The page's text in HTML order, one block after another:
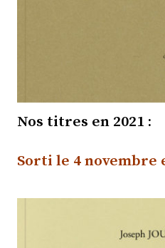
Nos titres en 2021 :
Sorti le 4 novembre